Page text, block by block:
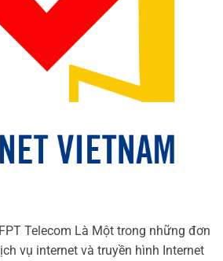
Telecom Là Một trong những đơn
vụ internet và truyền hình Internet